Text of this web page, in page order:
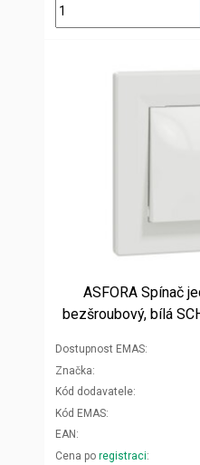
ASFORA Spínač
bezšroubový, bílá
Dostupnost EMAS
Značka
Kód dodavatele
Kód EMAS
EAN
Cena po registraci